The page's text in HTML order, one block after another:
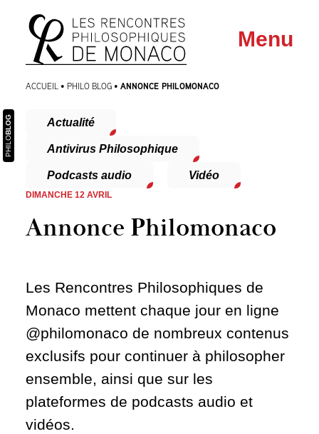
Aller
au
menu
Aller au
contenu
Menu
ACCUEIL • PHILO BLOG • ANNONCE PHILOMONACO
Annonce Philomonaco
Actualité
Antivirus Philosophique
Podcasts audio Vidéo
DIMANCHE 12 AVRIL
PHILO
BLOG
Les Rencontres Philosophiques de
Monaco mettent chaque jour en ligne
@philomonaco de nombreux contenus
exclusifs pour continuer à philosopher
ensemble, ainsi que sur les
plateformes de podcasts audio et
vidéos.